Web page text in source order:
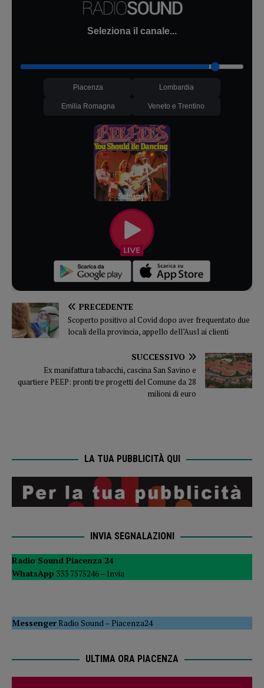
Seleziona il canale...
Piacenza Lombardia
Emilia Romagna Veneto e Trentino
PRECEDENTE
Scoperto positivo al Covid dopo aver frequentato due
locali della provincia, appello dell’Ausl ai clienti
SUCCESSIVO
Ex manifattura tabacchi, cascina San Savino e
quartiere PEEP: pronti tre progetti del Comune da 28
milioni di euro
LA TUA PUBBLICITÀ QUI
INVIA SEGNALAZIONI
Radio Sound Piacenza 24
WhatsApp 333 7575246 – Invia
MessengerRadio Sound –Piacenza24
ULTIMA ORA PIACENZA